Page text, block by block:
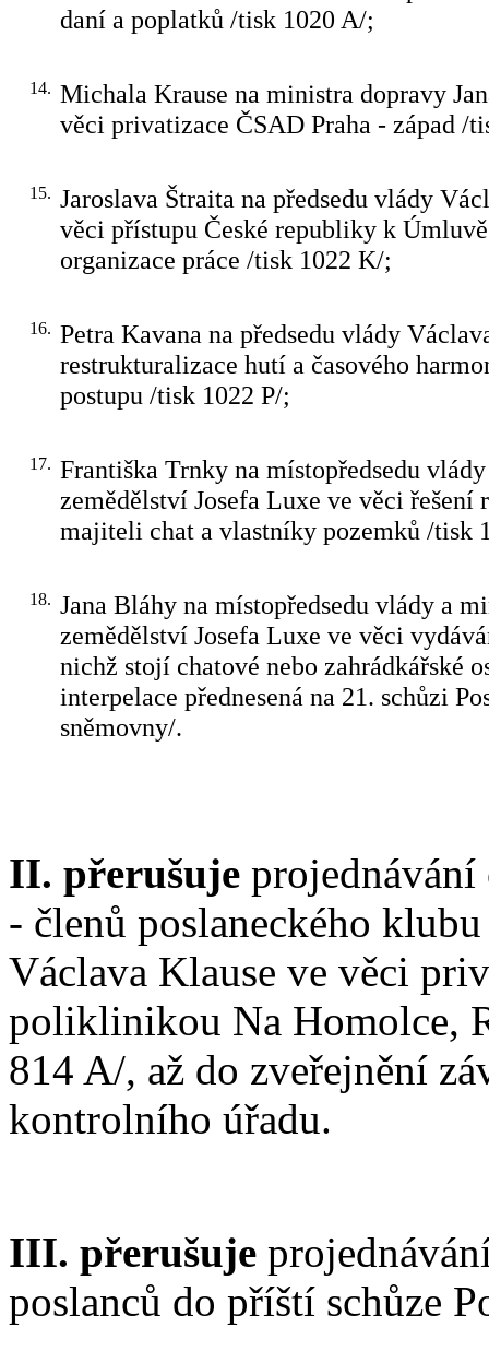
daní a poplatků /tisk 1020 A/;
14. Michala Krause na ministra dopravy
věci privatizace ČSAD Praha - západ /
15. Jaroslava Štraita na předsedu vlády
věci přístupu České republiky k
organizace práce /tisk 1022 K/;
16. Petra Kavana na předsedu vlády
restrukturalizace hutí a časového
postupu /tisk 1022 P/;
17. Františka Trnky na místopředsedu
zemědělství Josefa Luxe ve věci řešení
majiteli chat a vlastníky pozemků /tisk
18. Jana Bláhy na místopředsedu vlády a
zemědělství Josefa Luxe ve věci
nichž stojí chatové nebo zahrádkářské
interpelace přednesená na 21. schůzi
sněmovny/.
II. přerušuje projednávání
- členů poslaneckého
Václava Klause ve věci
poliklinikou Na Homolce,
814 A/, až do zveřejnění
kontrolního úřadu.
III. přerušuje
poslanců do příští schůze